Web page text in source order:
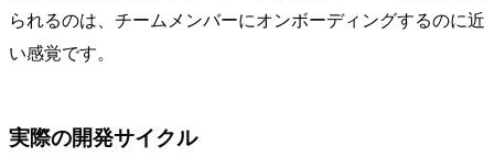
られるのは、チームメンバーにオンボーディングするのに近
い感覚です。
実際の開発サイクル